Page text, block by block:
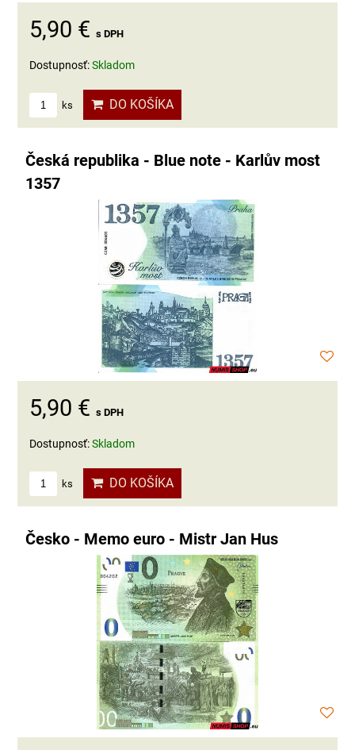
5,90 € s DPH
Dostupnosť:Skladom
ks DO KOŠÍKA
Česká republika - Blue note - Karlův most
1357
5,90 € s DPH
Dostupnosť:Skladom
ks DO KOŠÍKA
Česko - Memo euro - Mistr Jan Hus